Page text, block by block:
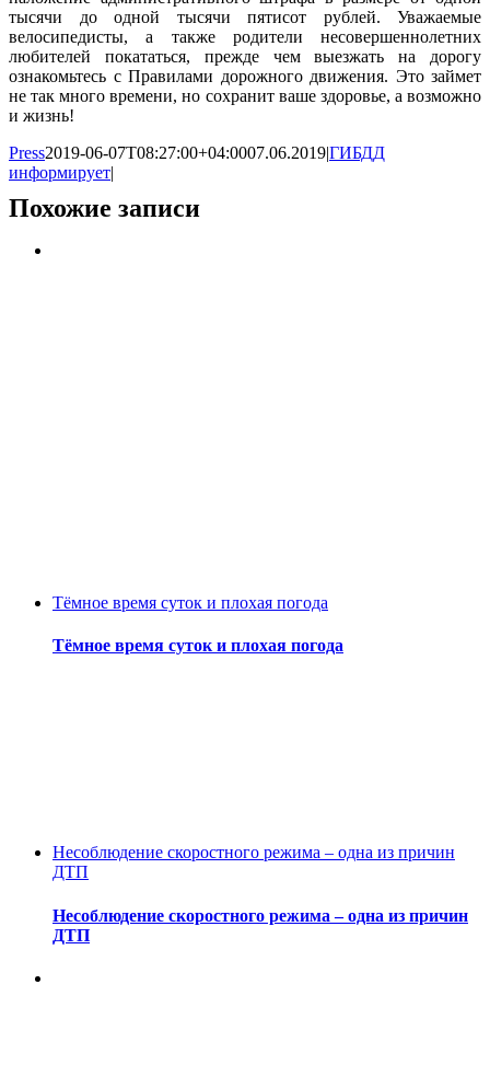
тысячи до одной тысячи пятисот рублей. Уважаемые
велосипедисты, а также родители несовершеннолетних
любителей покататься, прежде чем выезжать на дорогу
ознакомьтесь с Правилами дорожного движения. Это займет
не так много времени, но сохранит ваше здоровье, а возможно
и жизнь!
Press2019-06-07T08:27:00+04:0007.06.2019|ГИБДД
информирует|
Похожие записи
Тёмное время суток и плохая погода
Тёмное время суток и плохая погода
Несоблюдение скоростного режима – одна из причин
ДТП
Несоблюдение скоростного режима – одна из причин
ДТП